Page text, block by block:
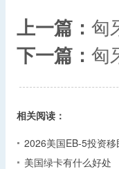
上一篇： 匈
下一篇： 匈
相关阅读：
2026美国EB-5投资
美国绿卡有什么好处